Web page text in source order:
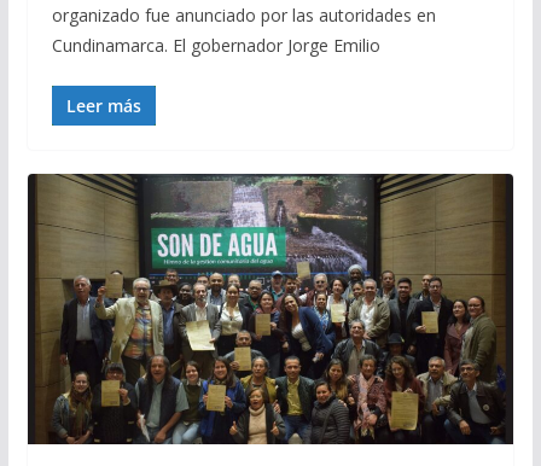
organizado fue anunciado por las autoridades en
Cundinamarca. El gobernador Jorge Emilio
Leer más